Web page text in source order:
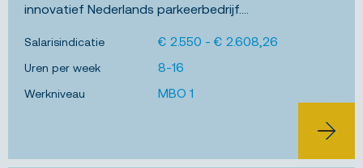
innovatief Nederlands parkeerbedrijf....
Salarisindicatie € 2.550 - € 2.608,26
Uren per week 8-16
Werkniveau MBO 1
BEKIJK